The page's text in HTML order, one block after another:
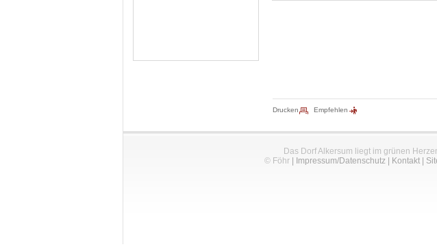
Drucken Empfehlen
Das Dorf Alkersum liegt im grünen
© Föhr| Impressum/Datenschutz| Kontakt|